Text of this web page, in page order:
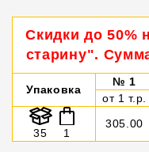
Скидки до 50%
старину".
Упаковка
№ 1
от 1 т.р.
35 1
305.00